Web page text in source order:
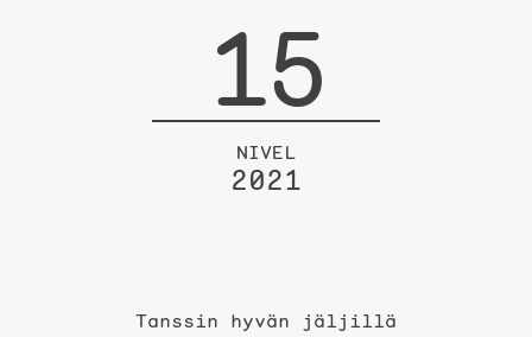
15
NIVEL
2021
Tanssin hyvän jäljillä